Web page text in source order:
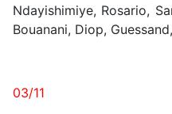
Ndayishimiye, Rosario,
Bouanani, Diop,
03/11